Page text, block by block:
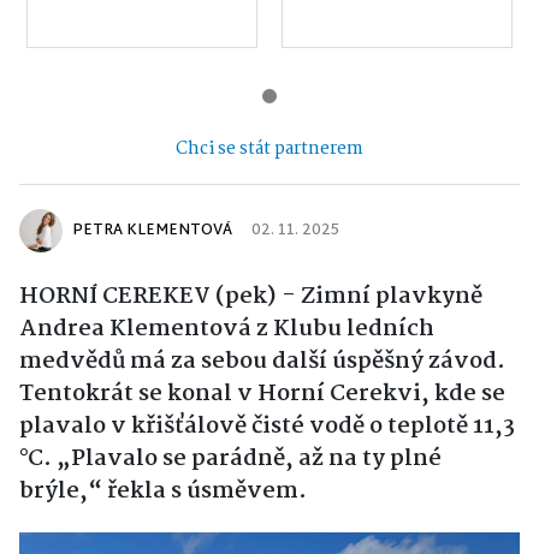
Chci se stát partnerem
PETRA KLEMENTOVÁ 02. 11. 2025
HORNÍ CEREKEV (pek) - Zimní plavkyně
Andrea Klementová z Klubu ledních
medvědů má za sebou další úspěšný závod.
Tentokrát se konal v Horní Cerekvi, kde se
plavalo v křišťálově čisté vodě o teplotě 11,3
°C. „Plavalo se parádně, až na ty plné
brýle,“ řekla s úsměvem.